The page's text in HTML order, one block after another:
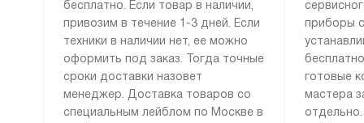
охлаждающий вентилятор;
защиту от отпечатков пальцев.
Учитывая еще и качество используемых
материалов, цена за все эти возможности
вполне демократична.
бесплатно. Если товар в наличии,
привозим в течение 1-3 дней. Если
техники в наличии нет, ее можно
оформить под заказ. Тогда точные
сроки доставки назовет
менеджер. Доставка товаров со
специальным лейблом по Москве в
приборы
готовые
мастера